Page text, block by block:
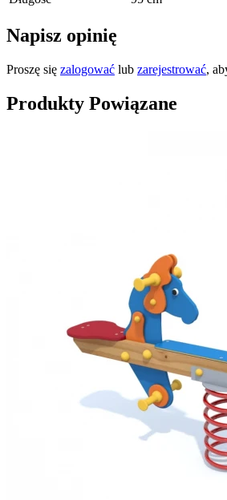
Napisz opinię
Proszę się zalogować lub zarejestrować,
Produkty Powiązane